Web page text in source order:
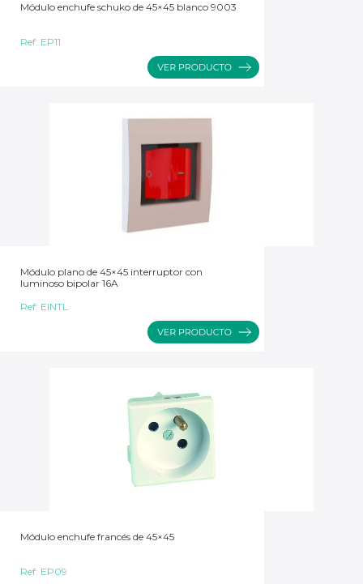
Módulo enchufe schuko de 45×45 blanco 9003
Ref: EP11
Módulo plano de 45×45 interruptor con
luminoso bipolar 16A
Ref: EINTL
Módulo enchufe francés de 45×45
Ref: EP09